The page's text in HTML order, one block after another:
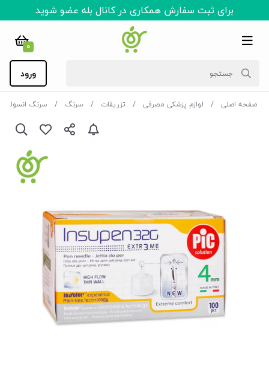
برای ثبت سفارش همکاری در کانال بله عضو شوید
0
ورود
صفحه اصلی لوازم پزشکی مصرفی تزریقات سرنگ سرنگ انسولین